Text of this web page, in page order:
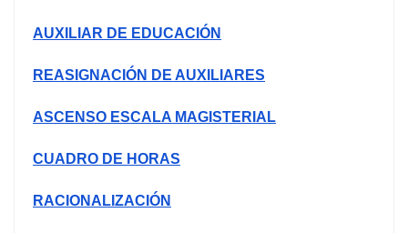
AUXILIAR DE EDUCACIÓN
REASIGNACIÓN DE AUXILIARES
ASCENSO ESCALA MAGISTERIAL
CUADRO DE HORAS
RACIONALIZACIÓN